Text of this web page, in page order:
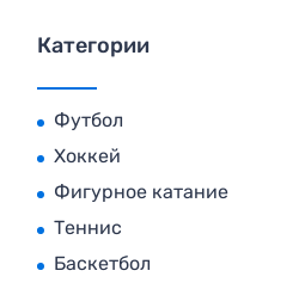
Категории
Футбол
Хоккей
Фигурное катание
Теннис
Баскетбол